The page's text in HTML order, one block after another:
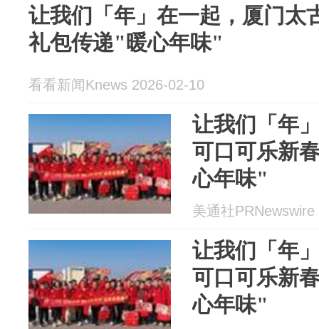
让我们「年」在一起，厦门太
礼包传递"暖心年味"
看看新闻Knews 2026-02-10
让我们「年
可口可乐新
心年味"
美通社
让我们「年
可口可乐新
心年味"